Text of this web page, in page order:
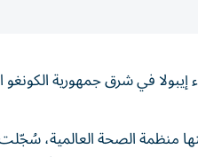
في شرق جمهورية الكونغو